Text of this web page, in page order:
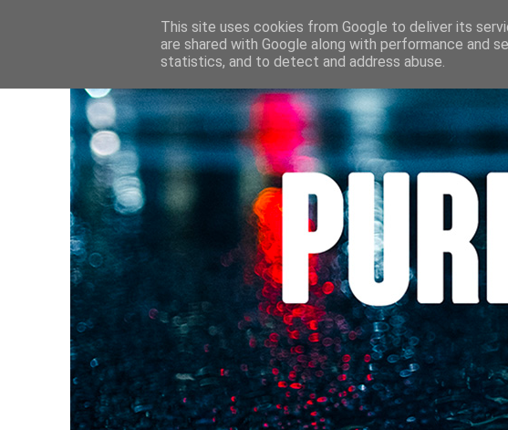
CULTURE • LIVRES AU FIL DE MES LECTURES CINÉMA
This site uses cookies from Google to deliver its
are shared with Google along with performance and
statistics, and to detect and address abuse.